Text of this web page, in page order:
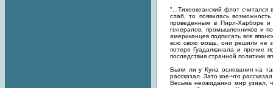
"...Тихоокеанский флот
слаб, то появилась
проведенным в Пирл-Харборе и
генералов, промышленников и
американцев подписать все
всю свою мощь, они решили не
потеря Гуадалканала и прочие
последствия странной политики
Были ли у Куна основания на
рассказал. Зато кое-что
Весьма неожиданно мир узнал,